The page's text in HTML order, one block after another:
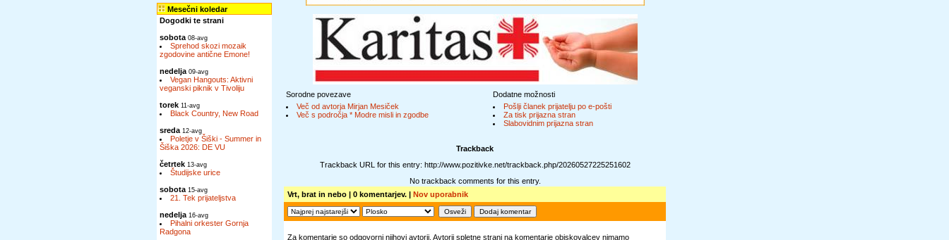
Mesečni koledar
Dogodki te strani
sobota 08-avg
Sprehod skozi mozaik
zgodovine antične Emone!
nedelja 09-avg
Vegan Hangouts: Aktivni
veganski piknik v Tivoliju
torek 11-avg
Black Country, New Road
sreda 12-avg
Poletje v Šiški - Summer in
Šiška 2026: DE VU
četrtek 13-avg
Študijske urice
sobota 15-avg
21. Tek prijateljstva
nedelja 16-avg
Pihalni orkester Gornja
Radgona
Sorodne povezave
Več od avtorja Mirjan Mesiček
Več s področja * Modre misli in zgodbe
Dodatne možnosti
Pošlji članek prijatelju po e-pošti
Za tisk prijazna stran
Slabovidnim prijazna stran
Trackback
Trackback URL for this entry: http://www.pozitivke.net/trackback.php/20260527225251602
No trackback comments for this entry.
Vrt, brat in nebo | 0 komentarjev. | Nov uporabnik
Za komentarje so odgovorni njihovi avtorji. Avtorji spletne strani na komentarje obiskovalcev nimamo